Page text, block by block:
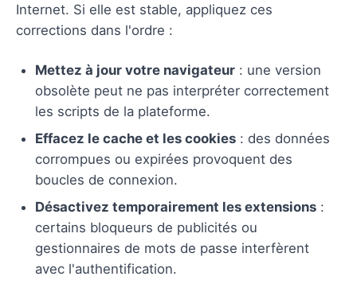
Internet. Si elle est stable, appliquez ces
corrections dans l'ordre :
Mettez à jour votre navigateur : une version
obsolète peut ne pas interpréter correctement
les scripts de la plateforme.
Effacez le cache et les cookies : des données
corrompues ou expirées provoquent des
boucles de connexion.
Désactivez temporairement les extensions :
certains bloqueurs de publicités ou
gestionnaires de mots de passe interfèrent
avec l'authentification.